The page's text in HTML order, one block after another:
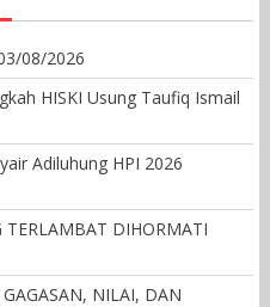
08/2026
HISKI Usung Taufiq Ismail
Adiluhung HPI 2026
TERLAMBAT DIHORMATI
NILAI, DAN